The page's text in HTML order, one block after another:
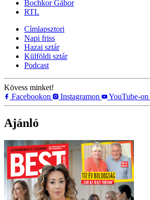
Bochkor Gábor
RTL
Címlapsztori
Napi friss
Hazai sztár
Külföldi sztár
Podcast
Kövess minket!
Facebookon
Instagramon YouTube-on
Ajánló